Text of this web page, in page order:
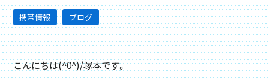
携帯情報 ブログ
こんにちは(^0^)/塚本です。